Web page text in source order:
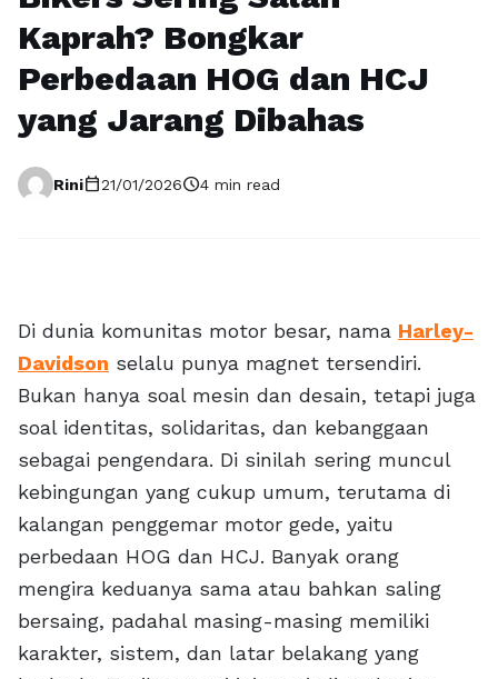
Kaprah? Bongkar
Perbedaan HOG dan HCJ
yang Jarang Dibahas
Rinicalendar_today21/01/2026schedule4 min read
Di dunia komunitas motor besar, nama Harley-
Davidson selalu punya magnet tersendiri.
Bukan hanya soal mesin dan desain, tetapi juga
soal identitas, solidaritas, dan kebanggaan
sebagai pengendara. Di sinilah sering muncul
kebingungan yang cukup umum, terutama di
kalangan penggemar motor gede, yaitu
perbedaan HOG dan HCJ. Banyak orang
mengira keduanya sama atau bahkan saling
bersaing, padahal masing-masing memiliki
karakter, sistem, dan latar belakang yang